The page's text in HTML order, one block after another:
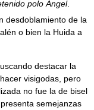
polo Ángel.
desdoblamiento de la
o bien la Huida a
destacar la
visigodas, pero
no fue la de bisel
semejanzas